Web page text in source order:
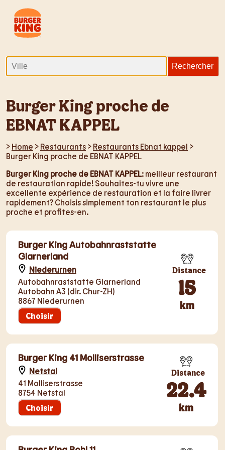
Burger King proche de
EBNAT KAPPEL
> Home > Restaurants > Restaurants Ebnat kappel >
Burger King proche de EBNAT KAPPEL
Burger King proche de EBNAT KAPPEL: meilleur restaurant
de restauration rapide! Souhaites-tu vivre une
excellente expérience de restauration et la faire livrer
rapidement? Choisis simplement ton restaurant le plus
proche et profites-en.
Burger King Autobahnraststatte
Glarnerland
Niederurnen
Autobahnraststatte Glarnerland
Autobahn A3 (dir. Chur-ZH)
8867 Niederurnen
Choisir
Distance
15
km
Burger King 41 Molliserstrasse
Netstal
41 Molliserstrasse
8754 Netstal
Choisir
Distance
22.4
km